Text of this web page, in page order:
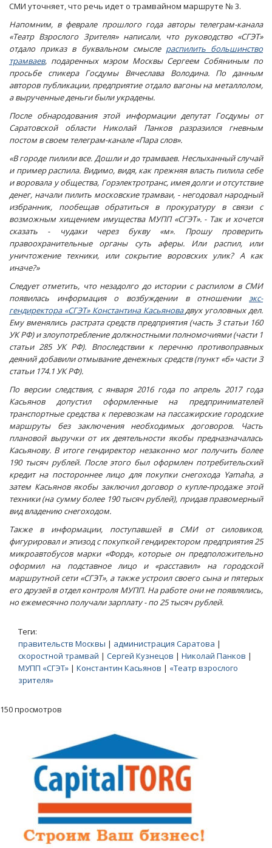
СМИ уточняет, что речь идет о трамвайном маршруте № 3.
Напомним, в феврале прошлого года авторы телеграм-канала
«Театр Взрослого Зрителя» написали, что руководство «СГЭТ»
отдало приказ в буквальном смысле распилить большинство
трамваев, подаренных мэром Москвы Сергеем Собяниным по
просьбе спикера Госдумы Вячеслава Володина. По данным
авторов публикации, предприятие отдало вагоны на металлолом,
а вырученные деньги были украдены.
После обнародования этой информации депутат Госдумы от
Саратовской области Николай Панков разразился гневным
постом в своем телеграм-канале «Пара слов».
«В городе пилили все. Дошли и до трамваев. Неслыханный случай
и пример распила. Видимо, видя, как прежняя власть пилила себе
и воровала у общества, Горэлектротранс, имея долги и отсутствие
денег, начали пилить московские трамваи, - негодовал народный
избранник, пообещав обратиться в прокуратуру в связи с
возможным хищением имущества МУПП «СГЭТ». - Так и хочется
сказать - чудаки через букву «м». Прошу проверить
правоохранительные органы суть аферы. Или распил, или
уничтожение техники, или сокрытие воровских улик? А как
иначе?»
Следует отметить, что незадолго до истории с распилом в СМИ
появилась информация о возбуждении в отношении экс-
гендиректора «СГЭТ» Константина Касьяновадвух уголовных дел.
Ему вменялись растрата средств предприятия (часть 3 статьи 160
УК РФ) и злоупотребление должностными полномочиями (части 1
статьи 285 УК РФ). Впоследствии к перечню противоправных
деяний добавили отмывание денежных средств (пункт «б» части 3
статьи 174.1 УК РФ).
По версии следствия, с января 2016 года по апрель 2017 года
Касьянов допустил оформленные на предпринимателей
транспортные средства к перевозкам на пассажирские городские
маршруты без заключения необходимых договоров. Часть
плановой выручки от их деятельности якобы предназначалась
Касьянову. В итоге гендиректор незаконно мог получить более
190 тысяч рублей. После этого был оформлен потребительский
кредит на постороннее лицо для покупки снегохода Yamaha, а
затем Касьянов якобы заключил договор о купле-продаже этой
техники (на сумму более 190 тысяч рублей), придав правомерный
вид владению снегоходом.
Также в информации, поступавшей в СМИ от силовиков,
фигурировал и эпизод с покупкой гендиректором предприятия 25
микроавтобусов марки «Форд», которые он предположительно
оформил на подставное лицо и «расставил» на городской
маршрутной сети «СГЭТ», а также устроил своего сына и пятерых
его друзей в отдел контроля МУПП. На работе они не появлялись,
но ежемесячно получали зарплату - по 25 тысяч рублей.
Теги:
правительств Москвы | администрация Саратова |
скоростной трамвай | Сергей Кузнецов | Николай Панков |
МУПП «СГЭТ» | Константин Касьянов | «Театр взрослого
зрителя»
150 просмотров